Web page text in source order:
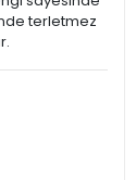
terletmez